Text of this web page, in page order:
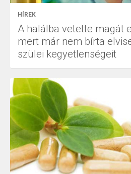
HÍREK
A halálba vetette magát
mert már nem bírta
szülei kegyetlenségeit